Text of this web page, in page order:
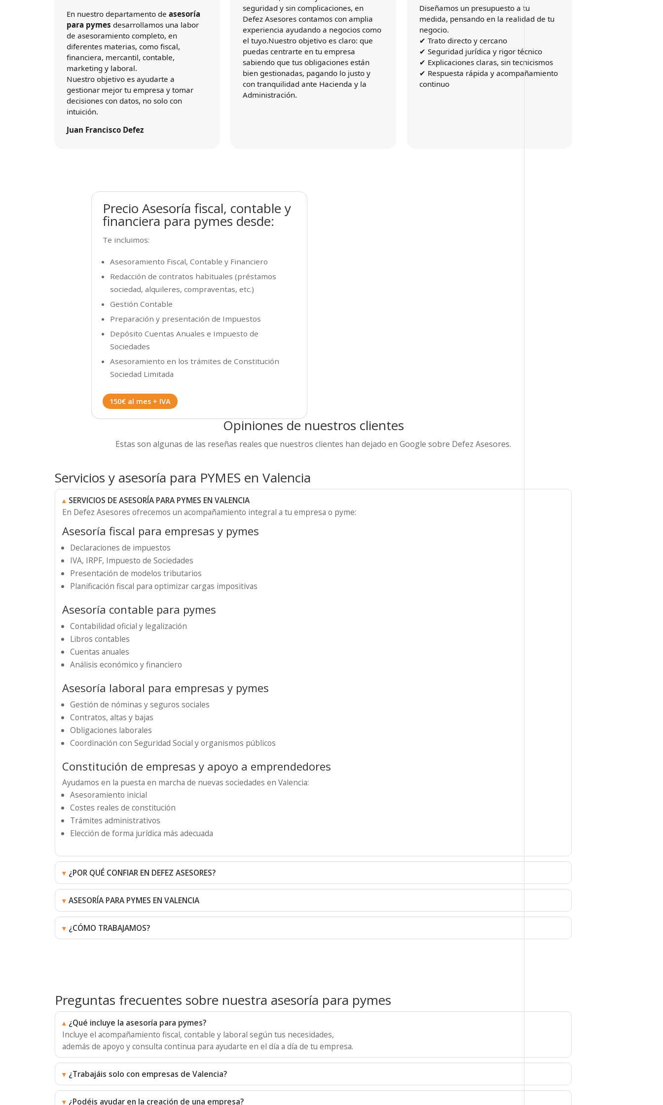
En nuestro departamento deasesoría
para pymes desarrollamos una labor
de asesoramiento completo, en
diferentes materias, como fiscal,
financiera, mercantil, contable,
marketing y laboral.
Nuestro objetivo es ayudarte a
gestionar mejor tu empresa y tomar
decisiones con datos, no solo con
intuición.
Juan Francisco Defez
seguridad y sin complicaciones, en
Defez Asesores contamos con amplia
experiencia ayudando a negocios como
el tuyo.Nuestro objetivo es claro: que
puedas centrarte en tu empresa
sabiendo que tus obligaciones están
bien gestionadas, pagando lo justo y
con tranquilidad ante Hacienda y la
Administración.
Diseñamos un presupuesto a tu
medida, pensando en la realidad de tu
negocio.
✔ Trato directo y cercano
✔ Seguridad jurídica y rigor técnico
✔ Explicaciones claras, sin tecnicismos
✔ Respuesta rápida y acompañamiento
continuo
Precio Asesoría fiscal, contable y
financiera para pymes desde:
Te incluimos:
Asesoramiento Fiscal, Contable y Financiero
Redacción de contratos habituales (préstamos
sociedad, alquileres, compraventas, etc.)
Gestión Contable
Preparación y presentación de Impuestos
Depósito Cuentas Anuales e Impuesto de
Sociedades
Asesoramiento en los trámites de Constitución
Sociedad Limitada
150€ al mes + IVA
Opiniones de nuestros clientes
Estas son algunas de las reseñas reales que nuestros clientes han dejado en Google sobre Defez Asesores.
Servicios y asesoría para PYMES en Valencia
SERVICIOS DE ASESORÍA PARA PYMES EN VALENCIA
En Defez Asesores ofrecemos un acompañamiento integral a tu empresa o pyme:
Asesoría fiscal para empresas y pymes
Declaraciones de impuestos
IVA, IRPF, Impuesto de Sociedades
Presentación de modelos tributarios
Planificación fiscal para optimizar cargas impositivas
Asesoría contable para pymes
Contabilidad oficial y legalización
Libros contables
Cuentas anuales
Análisis económico y financiero
Asesoría laboral para empresas y pymes
Gestión de nóminas y seguros sociales
Contratos, altas y bajas
Obligaciones laborales
Coordinación con Seguridad Social y organismos públicos
Constitución de empresas y apoyo a emprendedores
Ayudamos en la puesta en marcha de nuevas sociedades en Valencia:
Asesoramiento inicial
Costes reales de constitución
Trámites administrativos
Elección de forma jurídica más adecuada
¿POR QUÉ CONFIAR EN DEFEZ ASESORES?
ASESORÍA PARA PYMES EN VALENCIA
¿CÓMO TRABAJAMOS?
Preguntas frecuentes sobre nuestra asesoría para pymes
¿Qué incluye la asesoría para pymes?
Incluye el acompañamiento fiscal, contable y laboral según tus necesidades,
además de apoyo y consulta continua para ayudarte en el día a día de tu empresa.
¿Trabajáis solo con empresas de Valencia?
¿Podéis ayudar en la creación de una empresa?